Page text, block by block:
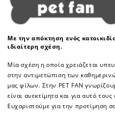
Με την απόκτηση ενός
ιδιαίτερη σχέση.
Μία σχέση η οποία χρειάζεται
στην αντιμετώπιση των
μας φίλων. Στην PET FAN
είναι ανεκτίμητα και για αυτό
Ευχαριστούμε για την προτίμηση